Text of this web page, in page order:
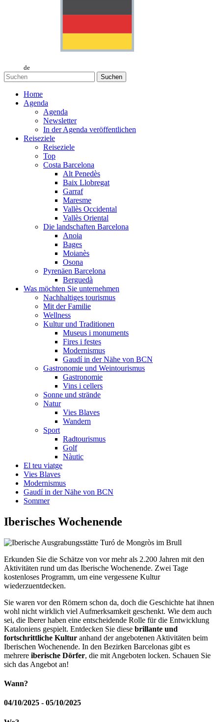
de
Suchen
Home
Agenda
Agenda
Newsletter
In der Agenda veröffentlichen
Reiseziele
Reiseziele
Top
Costa Barcelona
Alt Penedès
Baix Llobregat
Garraf
Maresme
Vallès Occidental
Vallès Oriental
Die landschaften Barcelona
Anoia
Bages
Moianès
Osona
Pyrenäen Barcelona
Berguedà
Was möchten Sie unternehmen
Nachhaltiges tourismus
Mit der Familie
Wellness
Kultur und Traditionen
Museus i monuments
Fires i festes
Modernismus
Gaudí in der Nähe von BCN
Gastronomie und Weintourismus
Gastronomie
Vins i cellers
Sonne und strände
Natur
Vies Blaves
Wandern
Sport
Radtourismus
Golf
Nàutic
El teu viatge
Vies Blaves
Modernismus
Gaudí in der Nähe von BCN
Sommer
Iberisches Wochenende
Erkunden Sie die Schätze von vor mehr als 2.200 Jahren mit den
Aktivitäten rund um das Iberische Wochenende. Zwei Tage
kostenloses Programm, um eine vergessene Kultur
wiederzuentdecken.
Sie waren vor den Römern schon da, doch die Geschichte hat ihnen
wohl nicht wirklich viel Aufmerksamkeit geschenkt. Wie dem auch
sei, die Iberer haben eine entscheidende Rolle für die Entwicklung
Kataloniens gespielt. Entdecken Sie diese brillante und
fortschrittliche Kultur anhand der angebotenen Aktivitäten beim
Iberischen Wochenende. In den Bezirken Barcelonas gibt es
mehrere iberische Dörfer, die mit Angeboten locken. Schauen Sie
sich das Angebot an!
Wann?
04/10/2025 - 05/10/2025